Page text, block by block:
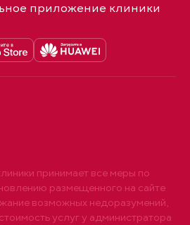
приложение клиники
принимает все меры по
размещенного на сайте
возможных недоразумений,
услуг у администратора